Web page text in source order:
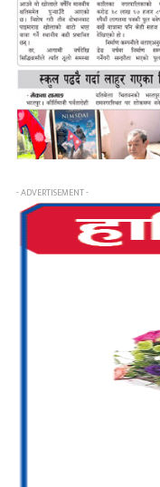
- ADVERTISEMENT -